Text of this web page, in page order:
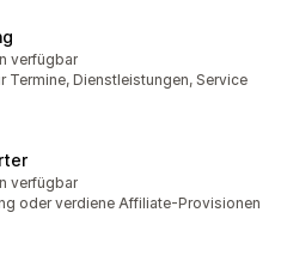
verfügbar
Dienstleistungen, Service
verfügbar
oder verdiene Affiliate-Provisionen